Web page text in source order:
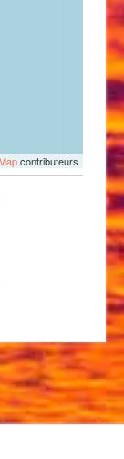
contributeurs